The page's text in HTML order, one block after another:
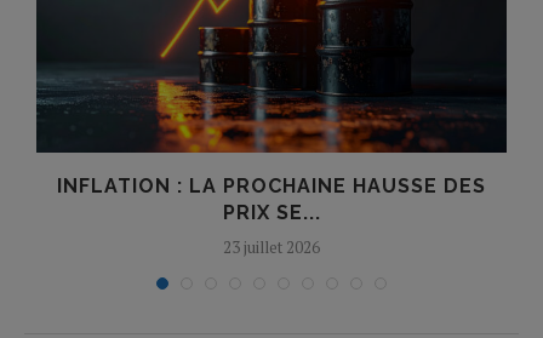
INFLATION : LA PROCHAINE HAUSSE DES
PRIX SE...
23 juillet 2026